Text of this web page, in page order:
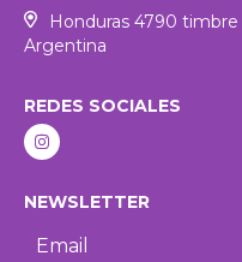
Honduras 4790 timbre
Argentina
REDES SOCIALES
NEWSLETTER